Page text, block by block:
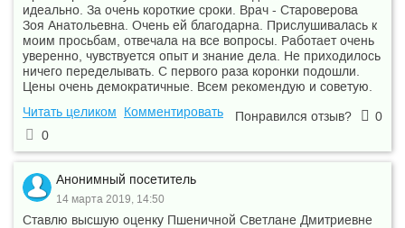
идеально. За очень короткие сроки. Врач - Староверова
Зоя Анатольевна. Очень ей благодарна. Прислушивалась к
моим просьбам, отвечала на все вопросы. Работает очень
уверенно, чувствуется опыт и знание дела. Не приходилось
ничего переделывать. С первого раза коронки подошли.
Цены очень демократичные. Всем рекомендую и советую.
Читать целиком
Комментировать Понравился отзыв?
0
0
Анонимный посетитель
14 марта 2019, 14:50
Cтавлю высшую оценку Пшеничной Светлане Дмитриевне